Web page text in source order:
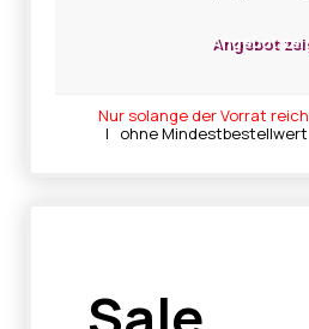
Angebot
Nur solange der Vorrat
| ohne Mindestbestellwert